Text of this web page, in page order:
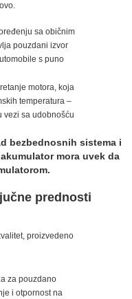
sa običnim
pouzdani izvor
s puno
motora, koja
temperatura –
vezi sa udobnošću
bezbednosnih sistema i
mora uvek da
prednosti
proizvedeno
za pouzdano
i otpornost na